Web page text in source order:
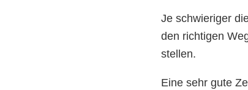
Je schwieriger
den richtigen
stellen.
Eine sehr gute